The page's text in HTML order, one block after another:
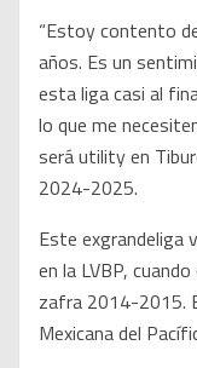
“Estoy contento
años. Es un
esta liga casi al
lo que me
será utility en
2024-2025.
Este exgrandeliga
en la LVBP,
zafra 2014-2015.
Mexicana del